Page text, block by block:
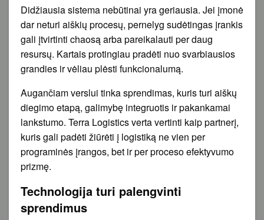
Didžiausia sistema nebūtinai yra geriausia. Jei įmonė
dar neturi aiškių procesų, pernelyg sudėtingas įrankis
gali įtvirtinti chaosą arba pareikalauti per daug
resursų. Kartais protingiau pradėti nuo svarbiausios
grandies ir vėliau plėsti funkcionalumą.
Augančiam verslui tinka sprendimas, kuris turi aiškų
diegimo etapą, galimybę integruotis ir pakankamai
lankstumo. Terra Logistics verta vertinti kaip partnerį,
kuris gali padėti žiūrėti į logistiką ne vien per
programinės įrangos, bet ir per proceso efektyvumo
prizmę.
Technologija turi palengvinti
sprendimus